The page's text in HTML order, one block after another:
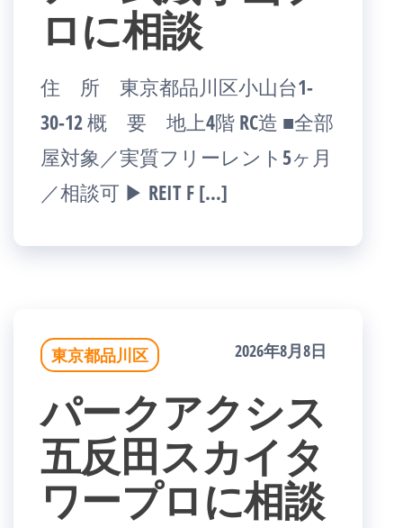
ロに相談
住 所 東京都品川区小山台1-
30-12 概 要 地上4階 RC造 ■全部
屋対象／実質フリーレント5ヶ月
／相談可 ▶ REIT F […]
東京都品川区 2026年8月8日
パークアクシス
五反田スカイタ
ワープロに相談